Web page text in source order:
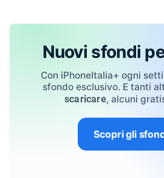
Nuovi sfondi
Con iPhoneItalia+ ogni
sfondo esclusivo. E tanti
scaricare, alcuni
Scopri gli